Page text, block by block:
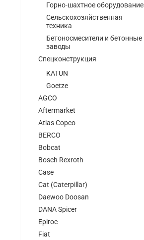
Горно-шахтное оборудование
Сельскохозяйственная
техника
Бетоносмесители и бетонные
заводы
Спецконструкция
KATUN
Goetze
AGCO
Aftermarket
Atlas Copco
BERCO
Bobcat
Bosch Rexroth
Case
Cat (Caterpillar)
Daewoo Doosan
DANA Spicer
Epiroc
Fiat